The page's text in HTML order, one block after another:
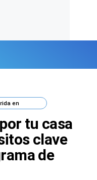
en
tu casa
clave
de